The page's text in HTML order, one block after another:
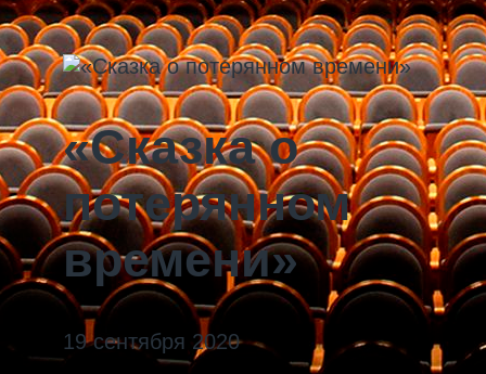
«Сказка о
потерянном
времени»
19 сентября 2020